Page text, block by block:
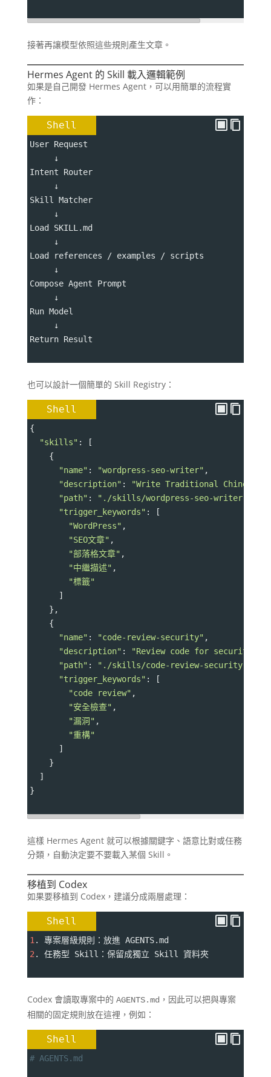
接著再讓模型依照這些規則產生文章。
Hermes Agent 的 Skill 載入邏輯範例
如果是自己開發 Hermes Agent，可以用簡單的流程實
作：
Shell
User Request
     ↓
Intent Router
     ↓
Skill Matcher
     ↓
Load SKILL.md
     ↓
Load references / examples / scripts
     ↓
Compose Agent Prompt
     ↓
Run Model
     ↓
Return Result
也可以設計一個簡單的 Skill Registry：
Shell
{
"skills" : [
    {
"name" : "wordpress-seo-writer" ,
"description" :
"Write Traditional Chinese
"path" : "./skills/wordpress-seo-writer"
"trigger_keywords" : [
"WordPress" ,
"SEO文章" ,
"部落格文章" ,
"中繼描述" ,
"標籤"
      ]
    },
    {
"name" : "code-review-security" ,
"description" :
"Review code for security,
"path" : "./skills/code-review-security"
"trigger_keywords" : [
"code review" ,
"安全檢查" ,
"漏洞" ,
"重構"
      ]
    }
  ]
}
這樣 Hermes Agent 就可以根據關鍵字、語意比對或任務
分類，自動決定要不要載入某個 Skill。
移植到 Codex
如果要移植到 Codex，建議分成兩層處理：
Shell
1 . 專案層級規則：放進 AGENTS.md
2 . 任務型 Skill：保留成獨立 Skill 資料夾
Codex 會讀取專案中的 AGENTS.md ，因此可以把與專案
相關的固定規則放在這裡，例如：
Shell
# AGENTS.md